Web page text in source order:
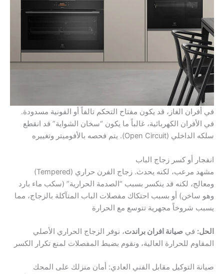
في أفران الغاز، قد يكون مفتاح التحكم تالفاً أو الفونية مسدودة.
في الأفران الكهربائية، غالباً ما يكون “سخان الشواية” قد انقطع
سلكه الداخلي (Open Circuit). يتم فحصه بالأفوميتر وتغييره
انفجار أو كسر زجاج الباب
مشهد مرعب، لكنه يحدث. زجاج الفرن حراري (Tempered)
ومعالج، لكنه قد ينكسر بسبب “الصدمة الحرارية” (سكب ماء بارد
وهو ساخن) أو بسبب احتكاك مفصلات الباب المتآكلة بالزجاج، مما
يسبب شروخاً مجهرية تتوسع مع الحرارة
الحل: في صيانة افران براندت، نوفر الزجاج الحراري الأصلي
المقاوم للحرارة العالية، ونقوم بضبط المفصلات لمنع تكرار الكسر
صيانة التوكيل مقابل الفني العادي: أمان منزلك على المحك